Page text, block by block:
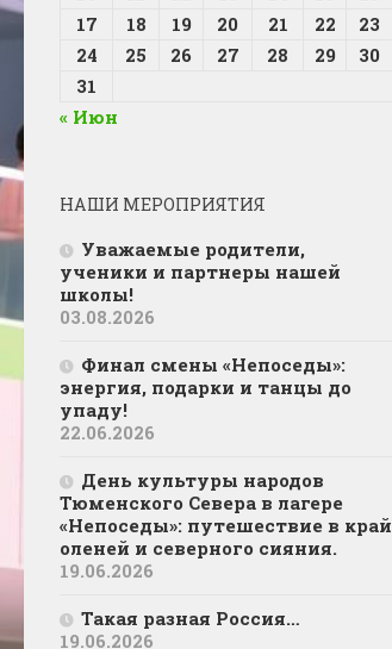
17
18 19 20 21 22
23
24
25 26 27 28 29
30
31
« Июн
НАШИ МЕРОПРИЯТИЯ
Уважаемые родители,
ученики и партнеры нашей
школы!
03.08.2026
Финал смены «Непоседы»:
энергия, подарки и танцы до
упаду!
22.06.2026
День культуры народов
Тюменского Севера в лагере
«Непоседы»: путешествие в край
оленей и северного сияния.
19.06.2026
Такая разная Россия…
19.06.2026